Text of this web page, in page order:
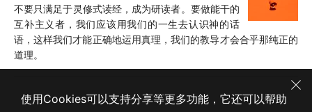
不要只满足于灵修式读经，成为研读者。要做能干的
互补主义者，我们应该用我们的一生去认识神的话
语，这样我们才能正确地运用真理，我们的教导才会合乎那纯正的
道理。
使用Cookies可以支持分享等更多功能，它还可以帮助